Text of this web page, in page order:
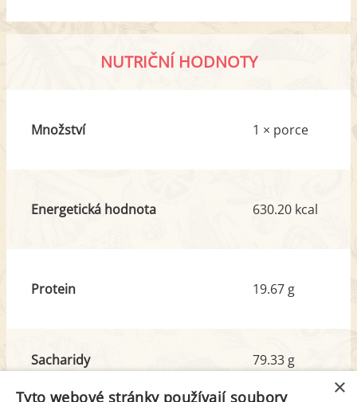
NUTRIČNÍ HODNOTY
Množství 1 × porce
Energetická hodnota 630.20 kcal
Protein 19.67 g
Sacharidy
z toho cukr
79.33 g
13.40 g
×
Tyto webové stránky používají soubory